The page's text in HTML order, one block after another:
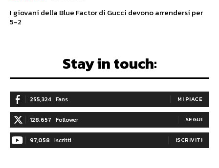
I giovani della Blue Factor di Gucci devono arrendersi per
5-2
Stay in touch:
255,324 Fans MI PIACE
128,657 Follower SEGUI
97,058 Iscritti ISCRIVITI